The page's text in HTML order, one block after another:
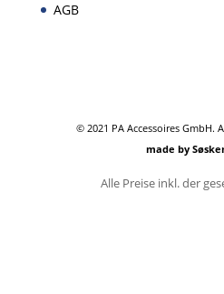
AGB
© 2021 PA Accessoires GmbH.
made by
Alle Preise inkl. der